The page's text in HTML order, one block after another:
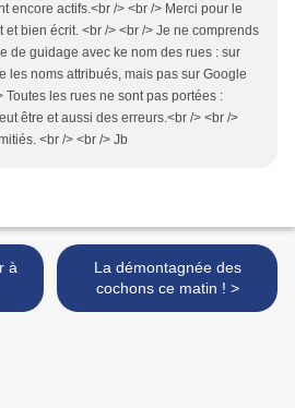
encore actifs.<br /> <br /> Merci pour le
et bien écrit. <br /> <br /> Je ne comprends
de guidage avec ke nom des rues : sur
les noms attribués, mais pas sur Google
Toutes les rues ne sont pas portées :
être et aussi des erreurs.<br /> <br />
<br /> <br /> Jb
La démontagnée des
cochons ce matin ! >